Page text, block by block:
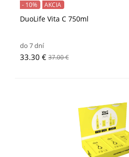
DuoLife Vita C 750ml
- 10% AKCIA
do 7 dní
33.30 € 37.00 €